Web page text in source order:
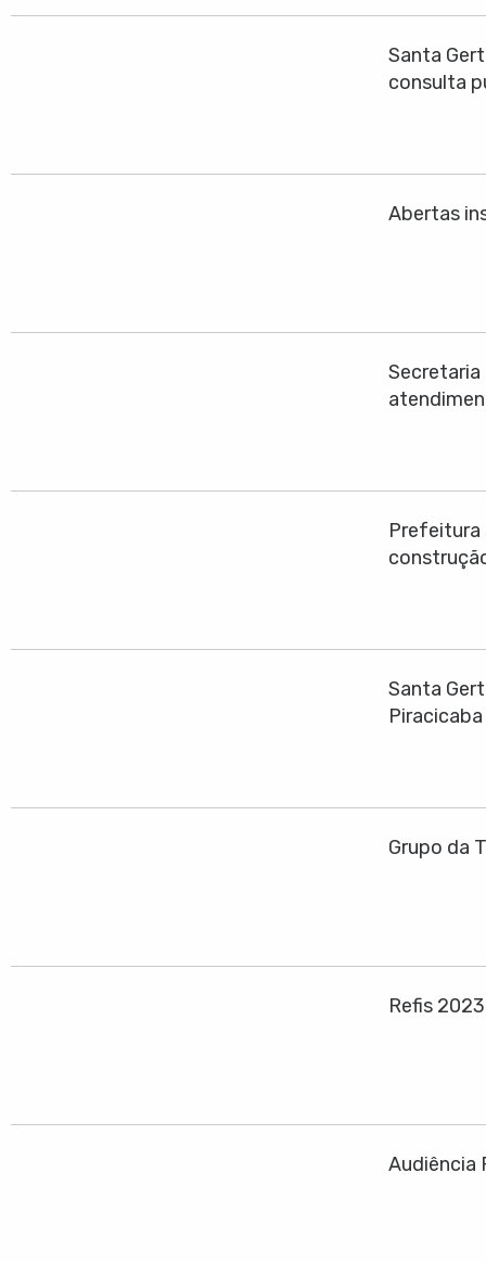
Santa
consulta
Abertas
Prefeitura
Santa
Piracicaba
Grupo da
Refis
Audiência